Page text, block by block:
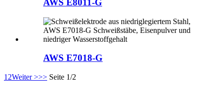
AWS E8011-G
AWS E7018-G
1 2Weiter >>> Seite 1/2